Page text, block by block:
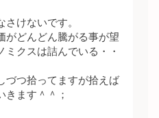
けないです。
がどんどん騰がる事が望
ミクスは詰んでいる・・
づつ拾ってますが拾えば
きます＾＾；